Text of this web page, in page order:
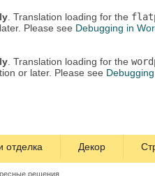
. Translation loading for the
Please see Debugging in
. Translation loading for the
or later. Please see
отделка Декор
решения